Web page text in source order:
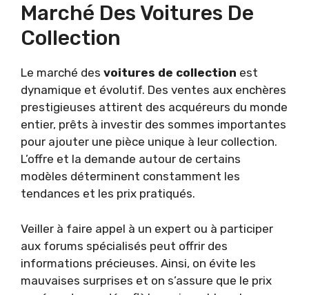
Marché Des Voitures De
Collection
Le marché des voitures de collection est
dynamique et évolutif. Des ventes aux enchères
prestigieuses attirent des acquéreurs du monde
entier, prêts à investir des sommes importantes
pour ajouter une pièce unique à leur collection.
L’offre et la demande autour de certains
modèles déterminent constamment les
tendances et les prix pratiqués.
Veiller à faire appel à un expert ou à participer
aux forums spécialisés peut offrir des
informations précieuses. Ainsi, on évite les
mauvaises surprises et on s’assure que le prix